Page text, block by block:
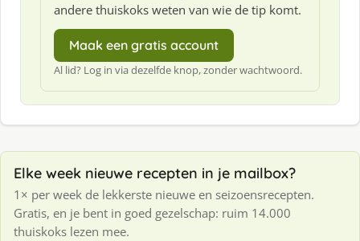
andere thuiskoks weten van wie de tip komt.
Maak een gratis account
Al lid? Log in via dezelfde knop, zonder wachtwoord.
Elke week nieuwe recepten in je mailbox?
1× per week de lekkerste nieuwe en seizoensrecepten.
Gratis, en je bent in goed gezelschap: ruim 14.000
thuiskoks lezen mee.